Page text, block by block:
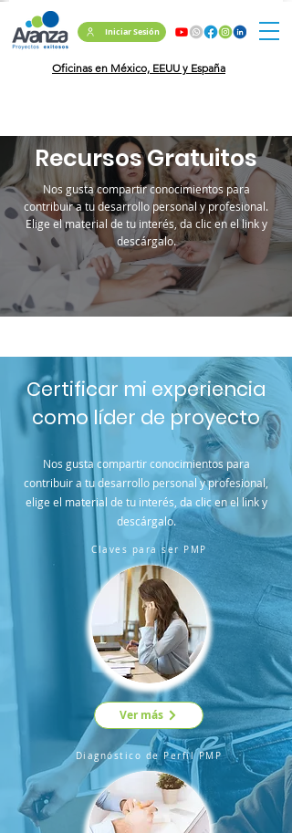
Iniciar Sesión
Oficinas en México, EEUU y España
RecursosGratuitos
Nos gusta compartir conocimientos para
contribuir a tu desarrollo personal y profesional.
Elige el material de tu interés, da clic en el link y
descárgalo.
Certificar mi experiencia
como líder de proyecto
Nos gusta compartir conocimientos para
contribuir a tu desarrollo personal y profesional,
elige el material de tu interés, da clic en el link y
descárgalo.
Claves para ser PMP
Ver más
Diagnóstico de Perfil PMP